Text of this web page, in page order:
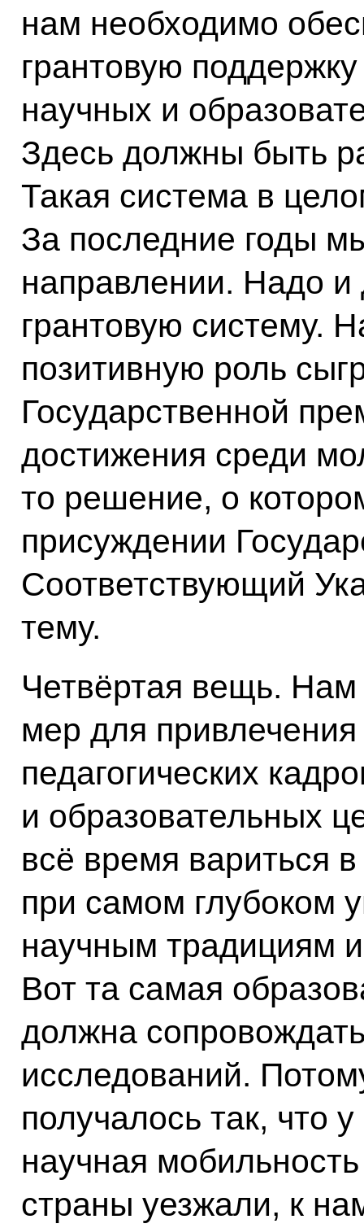
нам необходимо
грантовую
научных и
Здесь должны быть
Такая система в
За последние годы
направлении. Надо и
грантовую систему.
позитивную роль
Государственной
достижения среди
то решение, о
присуждении
Соответствующий
тему.
Четвёртая вещь.
мер для
педагогических
и образовательных
всё время вариться
при самом глубоком
научным традициям
Вот та самая
должна
исследований.
получалось так, что
научная
страны уезжали, к